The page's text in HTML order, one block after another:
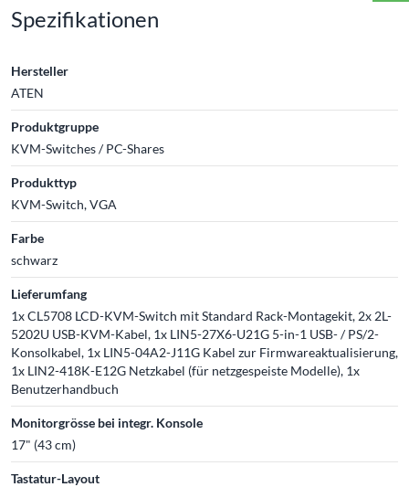
Spezifikationen
Hersteller
ATEN
Produktgruppe
KVM-Switches / PC-Shares
Produkttyp
KVM-Switch, VGA
Farbe
schwarz
Lieferumfang
1x CL5708 LCD-KVM-Switch mit Standard Rack-Montagekit, 2x 2L-
5202U USB-KVM-Kabel, 1x LIN5-27X6-U21G 5-in-1 USB- / PS/2-
Konsolkabel, 1x LIN5-04A2-J11G Kabel zur Firmwareaktualisierung,
1x LIN2-418K-E12G Netzkabel (für netzgespeiste Modelle), 1x
Benutzerhandbuch
Monitorgrösse bei integr. Konsole
17" (43 cm)
Tastatur-Layout